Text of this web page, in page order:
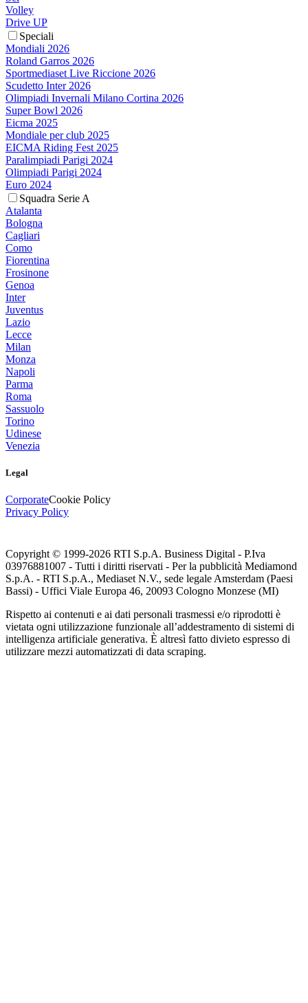
Volley
Drive UP
Speciali
Mondiali 2026
Roland Garros 2026
Sportmediaset Live Riccione 2026
Scudetto Inter 2026
Olimpiadi Invernali Milano Cortina 2026
Super Bowl 2026
Eicma 2025
Mondiale per club 2025
EICMA Riding Fest 2025
Paralimpiadi Parigi 2024
Olimpiadi Parigi 2024
Euro 2024
Squadra Serie A
Atalanta
Bologna
Cagliari
Como
Fiorentina
Frosinone
Genoa
Inter
Juventus
Lazio
Lecce
Milan
Monza
Napoli
Parma
Roma
Sassuolo
Torino
Udinese
Venezia
Legal
CorporateCookie Policy
Privacy Policy
Copyright © 1999-2026 RTI S.p.A. Business Digital - P.Iva
03976881007 - Tutti i diritti riservati - Per la pubblicità Mediamond
S.p.A. - RTI S.p.A., Mediaset N.V., sede legale Amsterdam (Paesi
Bassi) - Uffici Viale Europa 46, 20093 Cologno Monzese (MI)
Rispetto ai contenuti e ai dati personali trasmessi e/o riprodotti è
vietata ogni utilizzazione funzionale all’addestramento di sistemi di
intelligenza artificiale generativa. È altresì fatto divieto espresso di
utilizzare mezzi automatizzati di data scraping.